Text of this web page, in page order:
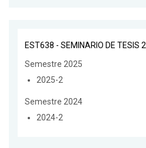
EST638 - SEMINARIO DE TESIS 2
Semestre 2025
2025-2
Semestre 2024
2024-2